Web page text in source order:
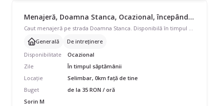
Menajeră, Doamna Stanca, Ocazional, începând cu 35 lei/oră
Generală
De intreținere
Disponibilitate
Ocazional
Zile
În timpul săptămânii
Locație
Selimbar, 0km față de tine
Buget
de la 35 RON / oră
Sorin M